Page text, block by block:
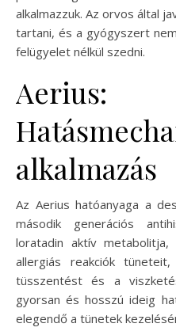
alkalmazzuk. Az orvos által
tartani, és a gyógyszert
felügyelet nélkül szedni.
Aerius:
alkalmazás
Az Aerius hatóanyaga a
második generációs
loratadin aktív
allergiás reakciók
tüsszentést és a
gyorsan és hosszú ideig
elegendő a tünetek